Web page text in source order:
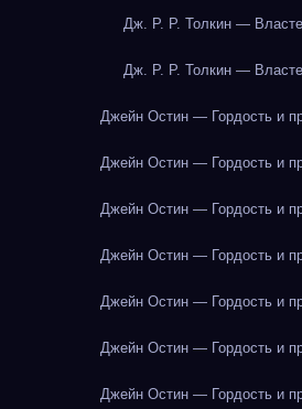
Дж. Р. Р. Толкин —
Дж. Р. Р. Толкин —
Джейн Остин — Гордость и
Джейн Остин — Гордость и
Джейн Остин — Гордость и
Джейн Остин — Гордость и
Джейн Остин — Гордость и
Джейн Остин — Гордость и
Джейн Остин — Гордость и